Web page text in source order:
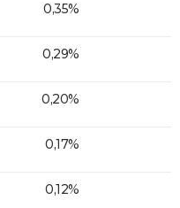
0,35%
0,29%
0,20%
0,17%
0,12%